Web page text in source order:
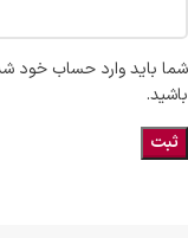
شما باید وارد حساب خود
باشید.